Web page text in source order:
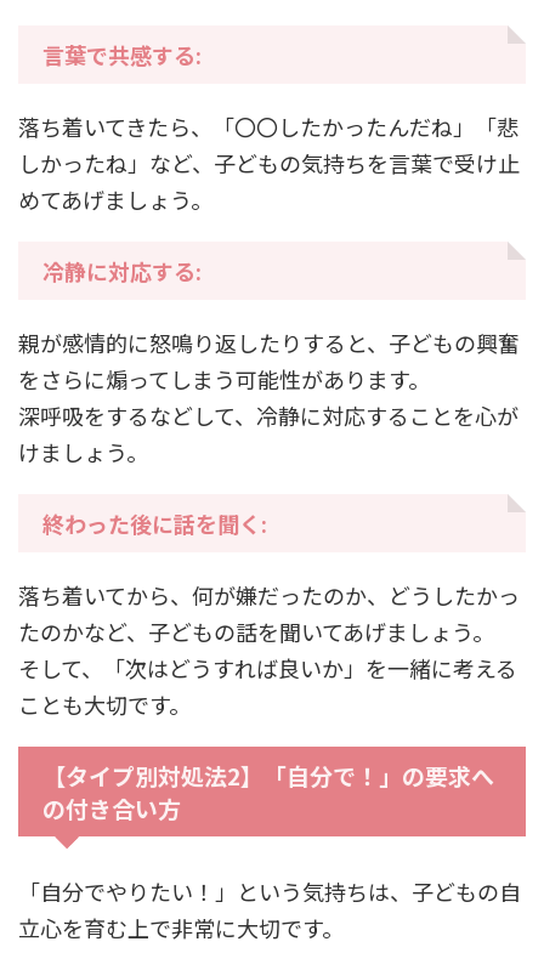
言葉で共感する:
落ち着いてきたら、「〇〇したかったんだね」「悲
しかったね」など、子どもの気持ちを言葉で受け止
めてあげましょう。
冷静に対応する:
親が感情的に怒鳴り返したりすると、子どもの興奮
をさらに煽ってしまう可能性があります。
深呼吸をするなどして、冷静に対応することを心が
けましょう。
終わった後に話を聞く:
落ち着いてから、何が嫌だったのか、どうしたかっ
たのかなど、子どもの話を聞いてあげましょう。
そして、「次はどうすれば良いか」を一緒に考える
ことも大切です。
【タイプ別対処法2】「自分で！」の要求へ
の付き合い方
「自分でやりたい！」という気持ちは、子どもの自
立心を育む上で非常に大切です。